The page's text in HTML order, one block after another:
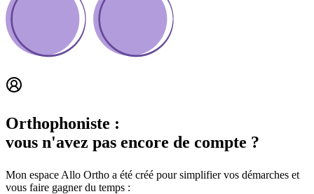
Orthophoniste :
vous n'avez pas encore de compte ?
Mon espace Allo Ortho a été créé pour simplifier vos démarches et
vous faire gagner du temps :